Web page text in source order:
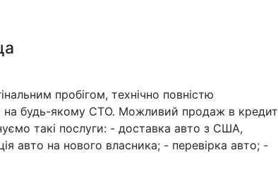
пробігом, технічно повністю
на будь-якому СТО. Можливий продаж в кредит
такі послуги: - доставка авто з США,
авто на нового власника; - перевірка авто; -